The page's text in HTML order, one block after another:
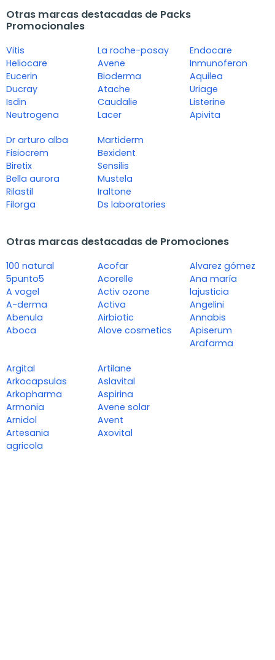
Otras marcas destacadas de Packs
Promocionales
Vitis
Heliocare
Eucerin
Ducray
Isdin
Neutrogena
La roche-posay
Avene
Bioderma
Atache
Caudalie
Lacer
Endocare
Inmunoferon
Aquilea
Uriage
Listerine
Apivita
Dr arturo alba
Fisiocrem
Biretix
Bella aurora
Rilastil
Filorga
Martiderm
Bexident
Sensilis
Mustela
Iraltone
Ds laboratories
Otras marcas destacadas de Promociones
100 natural
5punto5
A vogel
A-derma
Abenula
Aboca
Acofar
Acorelle
Activ ozone
Activa
Airbiotic
Alove cosmetics
Alvarez gómez
Ana maría
lajusticia
Angelini
Annabis
Apiserum
Arafarma
Argital
Arkocapsulas
Arkopharma
Armonia
Arnidol
Artesania
agricola
Artilane
Aslavital
Aspirina
Avene solar
Avent
Axovital